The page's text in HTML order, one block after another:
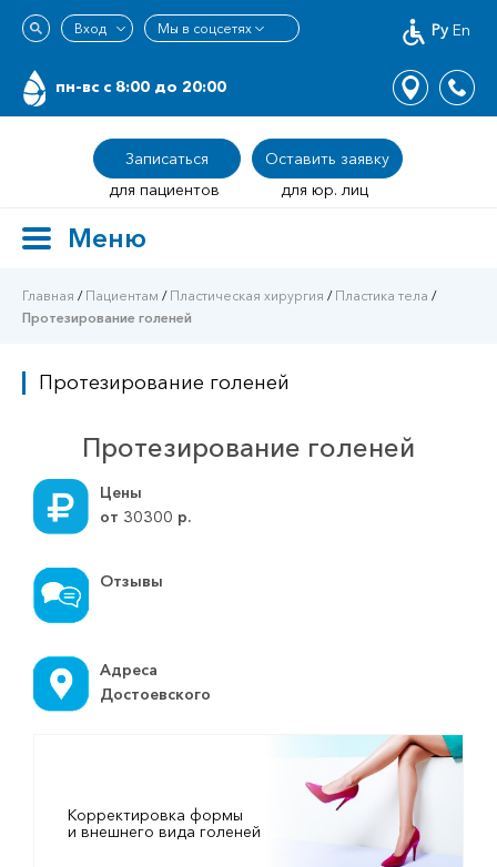
Ру En
пн-вс c 8:00 до 20:00
Записаться
Оставить заявку
для пациентов
для юр. лиц
ToggleМеню
Главная / Пациентам / Пластическая хирургия / Пластика тела /
Протезирование голеней
Протезирование голеней
Протезирование голеней
Цены
от 30300 р.
Отзывы
Адреса
Достоевского
Корректировка формы
и внешнего вида голеней